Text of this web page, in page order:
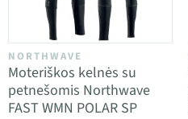
NORTHWAVE
Moteriškos kelnės su
petnešomis Northwave
FAST WMN POLAR SP